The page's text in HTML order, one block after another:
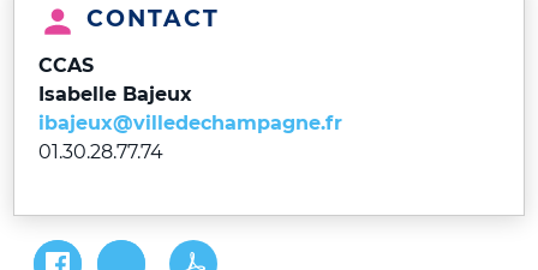
CONTACT
CCAS
Isabelle Bajeux
ibajeux@villedechampagne.fr
01.30.28.77.74